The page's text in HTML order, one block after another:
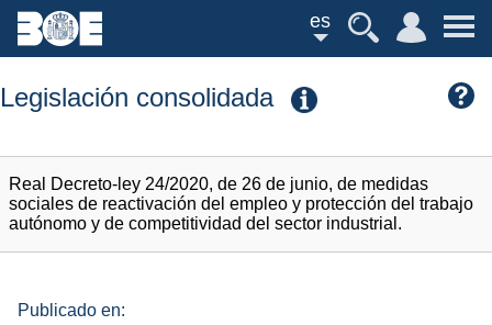
es
Legislación consolidada
Real Decreto-ley 24/2020, de 26 de junio, de medidas
sociales de reactivación del empleo y protección del trabajo
autónomo y de competitividad del sector industrial.
Publicado en: